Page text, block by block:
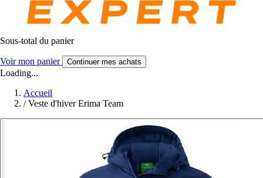
Sous-total du panier
Voir mon panier Continuer mes achats
Loading...
Accueil
/ Veste d'hiver Erima Team